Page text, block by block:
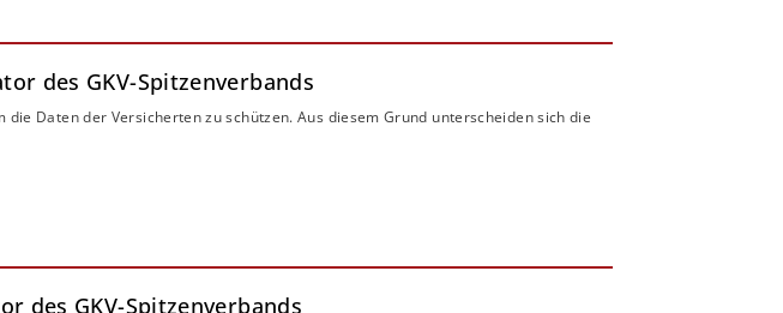
des GKV-Spitzenverbands
Daten der Versicherten zu schützen. Aus diesem Grund unterscheiden sich die
des GKV-Spitzenverbands